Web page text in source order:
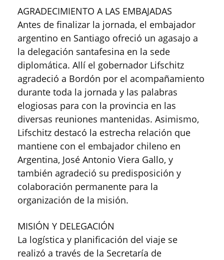
AGRADECIMIENTO A LAS EMBAJADAS
Antes de finalizar la jornada, el embajador
argentino en Santiago ofreció un agasajo a
la delegación santafesina en la sede
diplomática. Allí el gobernador Lifschitz
agradeció a Bordón por el acompañamiento
durante toda la jornada y las palabras
elogiosas para con la provincia en las
diversas reuniones mantenidas. Asimismo,
Lifschitz destacó la estrecha relación que
mantiene con el embajador chileno en
Argentina, José Antonio Viera Gallo, y
también agradeció su predisposición y
colaboración permanente para la
organización de la misión.
MISIÓN Y DELEGACIÓN
La logística y planificación del viaje se
realizó a través de la Secretaría de